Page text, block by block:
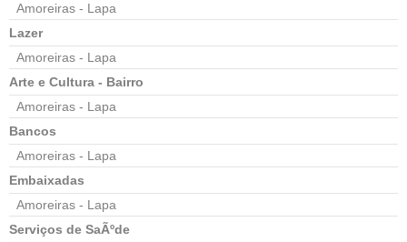
Amoreiras - Lapa
Lazer
Amoreiras - Lapa
Arte e Cultura - Bairro
Amoreiras - Lapa
Bancos
Amoreiras - Lapa
Embaixadas
Amoreiras - Lapa
Serviços de SaÃºde